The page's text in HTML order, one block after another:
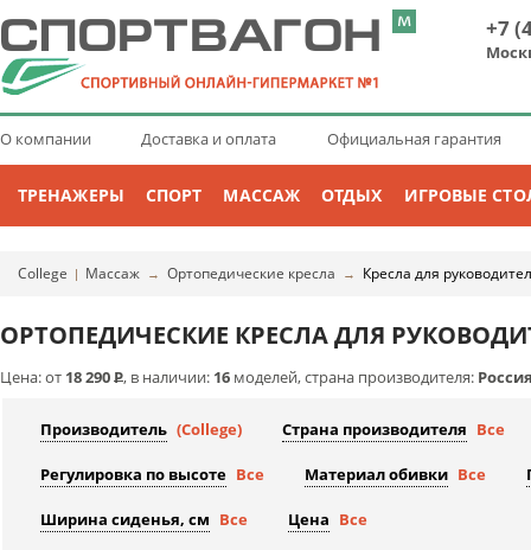
+7
О компании Доставка и оплата Официальная гарантия
ТРЕНАЖЕРЫ СПОРТ МАССАЖ ОТДЫХ ИГРОВЫЕ
College | Массаж → Ортопедические кресла → Кресла для
ОРТОПЕДИЧЕСКИЕ КРЕСЛА ДЛЯ
Цена: от 18 290Р, в наличии: 16 моделей, страна производителя:
Производитель (College) Страна производителя Все
Регулировка по высоте Все Материал обивки Все
Ширина сиденья, см Все Цена Все